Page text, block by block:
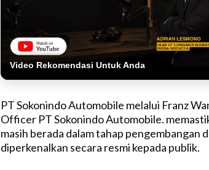
Video Rekomendasi Untuk Anda
PT Sokonindo Automobile melalui Franz
Officer PT Sokonindo Automobile.
masih berada dalam tahap pengembangan
diperkenalkan secara resmi kepada publik.